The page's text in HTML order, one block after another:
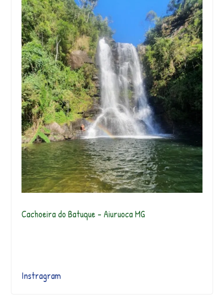
Cachoeira do Batuque – Aiuruoca MG
Instragram